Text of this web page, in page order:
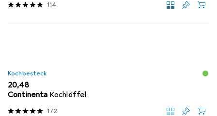
114
Kochbesteck
EUR
20,48
Continenta Kochlöffel
172